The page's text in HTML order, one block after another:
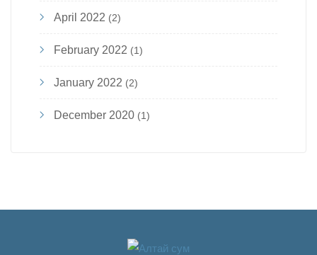
April 2022 (2)
February 2022 (1)
January 2022 (2)
December 2020 (1)